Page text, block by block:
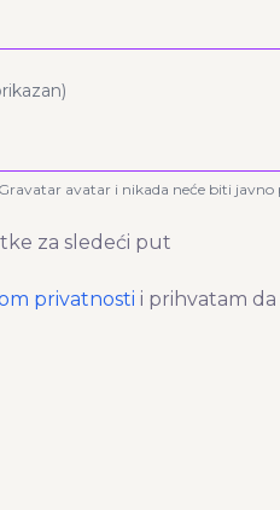
avatar i nikada neće biti javno
za sledeći put
privatnosti i prihvatam